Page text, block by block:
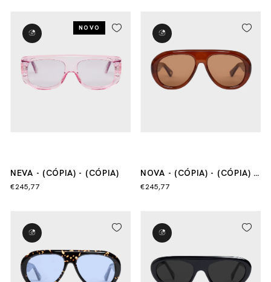
NOVO
NEVA - (CÓPIA) - (CÓPIA)
€245,77
NOVA - (CÓPIA) - (CÓPIA) -
(CÓPIA)
€245,77